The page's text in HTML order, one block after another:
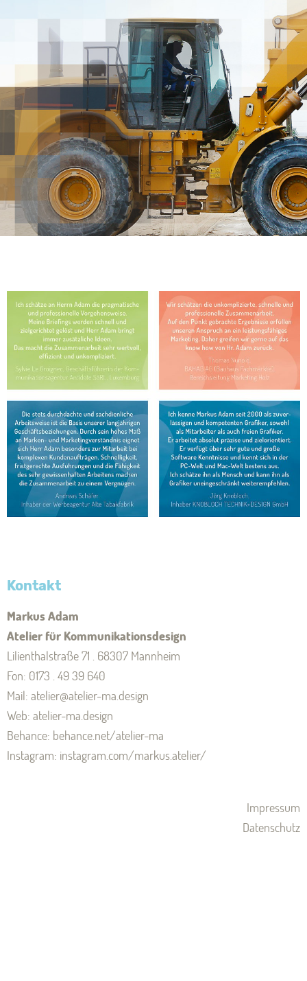
Kontakt
Markus Adam
Atelier für Kommunikationsdesign
Lilienthalstraße 71 . 68307 Mannheim
Fon: 0173 . 49 39 640
Mail: atelier@atelier-ma.design
Web: atelier-ma.design
Behance: behance.net/atelier-ma
Instagram: instagram.com/markus.atelier/
Impressum
Datenschutz